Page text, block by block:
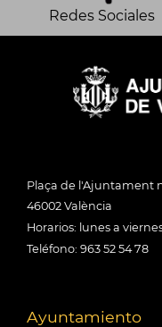
Redes Sociales
Plaça de l'Ajuntament
46002 València
Horarios: lunes a
Teléfono: 963 52 54 78
Ayuntamiento